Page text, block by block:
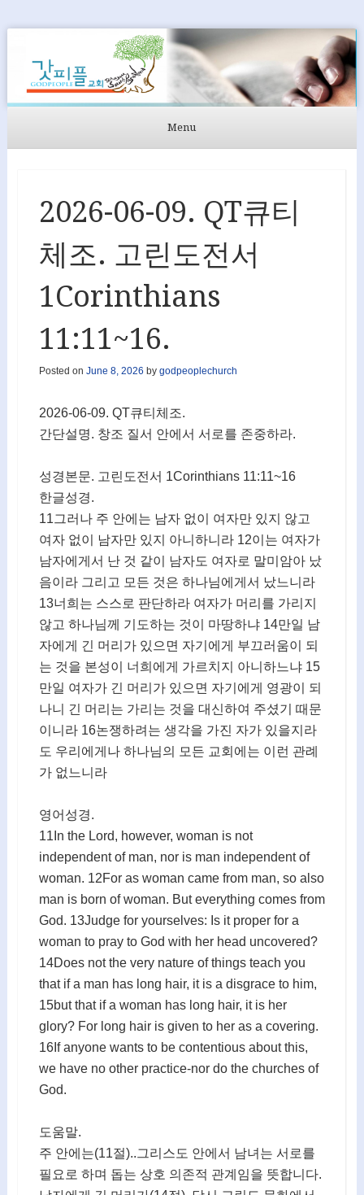
GODPEOPLE
머무르는 곳에서 아굴라와 브리스길라처럼 GODPEOPLE을
Menu
2026-06-09. QT큐티
체조. 고린도전서
1Corinthians
11:11~16.
Posted on June 8, 2026 by godpeoplechurch
2026-06-09. QT큐티체조.
간단설명. 창조 질서 안에서 서로를 존중하라.
성경본문. 고린도전서 1Corinthians 11:11~16
한글성경.
11그러나 주 안에는 남자 없이 여자만 있지 않고
여자 없이 남자만 있지 아니하니라 12이는 여자가
남자에게서 난 것 같이 남자도 여자로 말미암아 났
음이라 그리고 모든 것은 하나님에게서 났느니라
13너희는 스스로 판단하라 여자가 머리를 가리지
않고 하나님께 기도하는 것이 마땅하냐 14만일 남
자에게 긴 머리가 있으면 자기에게 부끄러움이 되
는 것을 본성이 너희에게 가르치지 아니하느냐 15
만일 여자가 긴 머리가 있으면 자기에게 영광이 되
나니 긴 머리는 가리는 것을 대신하여 주셨기 때문
이니라 16논쟁하려는 생각을 가진 자가 있을지라
도 우리에게나 하나님의 모든 교회에는 이런 관례
가 없느니라
영어성경.
11In the Lord, however, woman is not
independent of man, nor is man independent of
woman. 12For as woman came from man, so also
man is born of woman. But everything comes from
God. 13Judge for yourselves: Is it proper for a
woman to pray to God with her head uncovered?
14Does not the very nature of things teach you
that if a man has long hair, it is a disgrace to him,
15but that if a woman has long hair, it is her
glory? For long hair is given to her as a covering.
16If anyone wants to be contentious about this,
we have no other practice-nor do the churches of
God.
도움말.
주 안에는(11절)..그리스도 안에서 남녀는 서로를
필요로 하며 돕는 상호 의존적 관계임을 뜻합니다.